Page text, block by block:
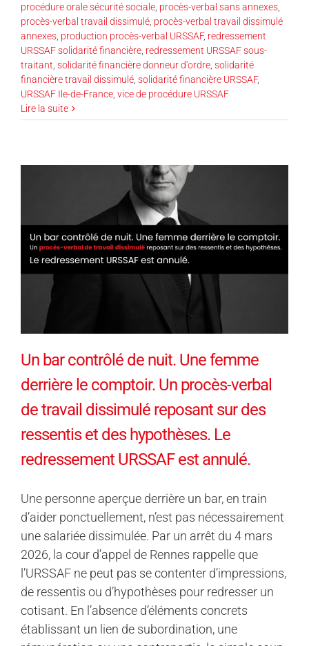
procédure orale sécurité sociale procès-verbal sans annexes
procès-verbal travail dissimulé procès-verbal travail dissimulé
annexes production procès-verbal URSSAF, redressement
URSSAF solidarité financière redressement URSSAF sous-
traitant solidarité financière donneur d'ordre solidarité
financière travail dissimulé solidarité financière URSSAF,
URSSAF Ile-de-France vice de procédure URSSAF
Lire la suite
Un bar contrôlé de nuit. Une femme
derrière le comptoir. Un procès-verbal
de travail dissimulé reposant sur des
ressentis et des hypothèses. Le
redressement URSSAF est annulé.
Une personne aperçue derrière un bar, en train
d’aider ponctuellement, n’est pas nécessairement
une salariée dissimulée. Par un arrêt du 4 mars
2026, la cour d’appel de Rennes rappelle que
l’URSSAF ne peut pas se contenter d’impressions,
de ressentis ou d’hypothèses pour redresser un
cotisant. En l’absence d’éléments concrets
établissant un lien de subordination, une